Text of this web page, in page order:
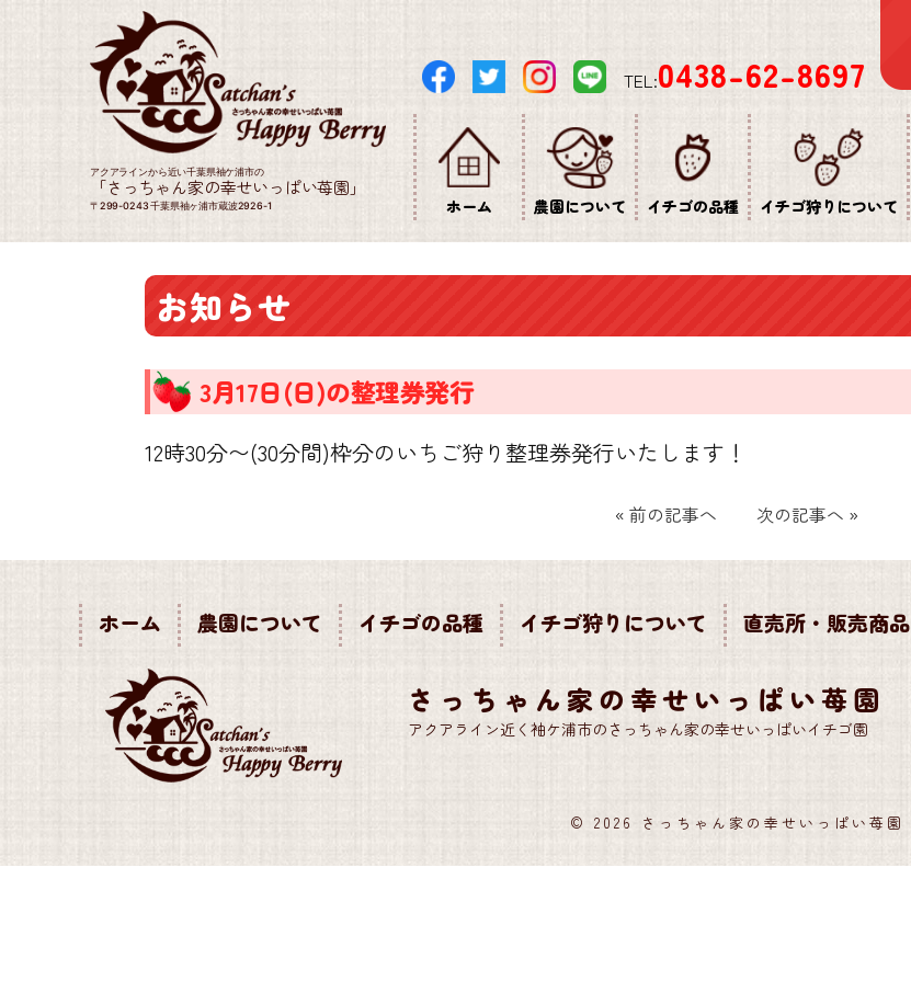
アクアラインから近い千葉県袖ケ浦市の
「さっちゃん家の幸せいっぱい苺園」
〒299-0243 千葉県袖ヶ浦市蔵波2926-1
TEL:0438-62-8697
ホーム 農園について イチゴの品種 イチゴ狩りについて
お知らせ
3月17日(日)の整理券発行
12時30分〜(30分間)枠分のいちご狩り整理券発行いたします！
« 前の記事へ 次の記事へ »
ホーム 農園について イチゴの品種 イチゴ狩りについて 直売所・販売商品
さっちゃん家の幸せいっぱい苺園
アクアライン近く袖ケ浦市のさっちゃん家の幸せいっぱいイチゴ園
© 2026 さっちゃん家の幸せいっぱい苺園